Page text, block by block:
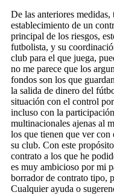
De las anteriores
establecimiento de un
principal de los riesgos,
futbolista, y su
club para el que juega,
no me parece que los
fondos son los que
la salida de dinero del
situación con el control
incluso con la
multinacionales ajenas al
los que tienen que ver
su club. Con este
contrato a los que he
es muy ambicioso por mi
borrador de contrato tipo,
Cualquier ayuda o